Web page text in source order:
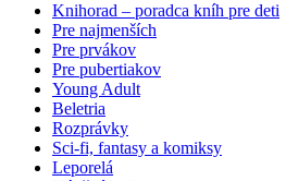
Knihorad – poradca kníh pre deti
Pre najmenších
Pre prvákov
Pre pubertiakov
Young Adult
Beletria
Rozprávky
Sci-fi, fantasy a komiksy
Leporelá